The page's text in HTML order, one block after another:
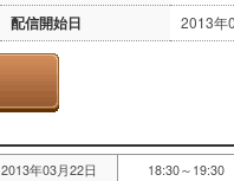
配信開始日 2013年
2013年03月22日
18:30～19:30